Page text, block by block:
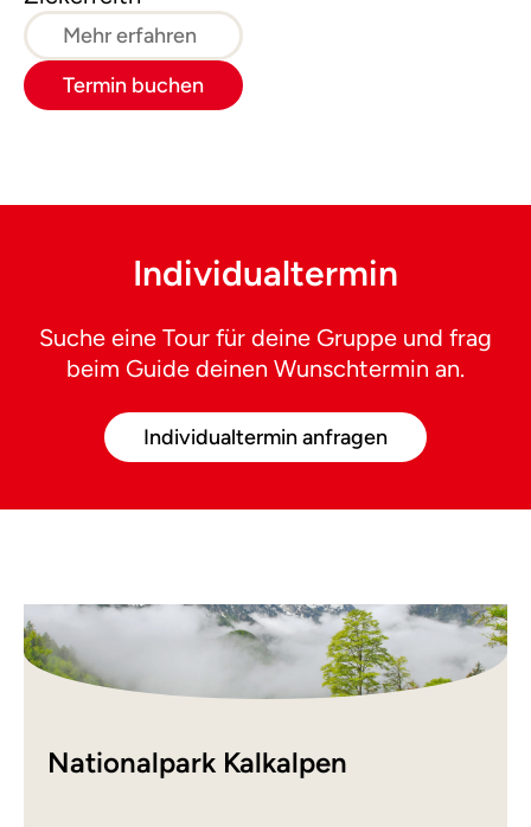
Mehr erfahren
Termin buchen
Individualtermin
Suche eine Tour für deine Gruppe und frag
beim Guide deinen Wunschtermin an.
Individualtermin anfragen
Nationalpark Kalkalpen